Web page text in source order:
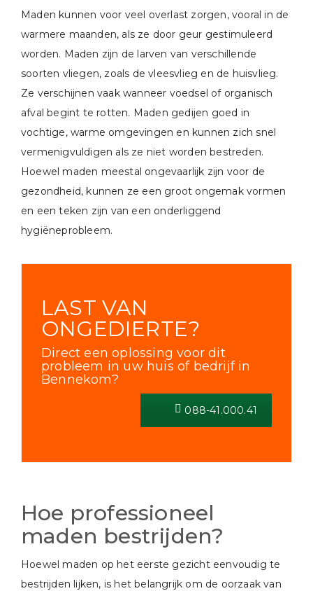
Maden kunnen voor veel overlast zorgen, vooral in de
warmere maanden, als ze door geur gestimuleerd
worden. Maden zijn de larven van verschillende
soorten vliegen, zoals de vleesvlieg en de huisvlieg.
Ze verschijnen vaak wanneer voedsel of organisch
afval begint te rotten. Maden gedijen goed in
vochtige, warme omgevingen en kunnen zich snel
vermenigvuldigen als ze niet worden bestreden.
Hoewel maden meestal ongevaarlijk zijn voor de
gezondheid, kunnen ze een groot ongemak vormen
en een teken zijn van een onderliggend
hygiëneprobleem.
LAST VAN
ONGEDIERTE?
Direct een oplossing voor dit
probleem in uw huis of bedrijf in
Bennekom?
088-41.000.41
Hoe professioneel
maden bestrijden?
Hoewel maden op het eerste gezicht eenvoudig te
bestrijden lijken, is het belangrijk om de oorzaak van